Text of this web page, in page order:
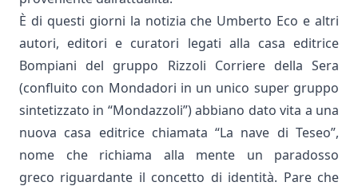
È di questi giorni la notizia che Umberto Eco e altri
autori, editori e curatori legati alla casa editrice
Bompiani del gruppo Rizzoli Corriere della Sera
(confluito con Mondadori in un unico super gruppo
sintetizzato in “Mondazzoli”) abbiano dato vita a una
nuova casa editrice chiamata “La nave di Teseo”,
nome che richiama alla mente un paradosso
greco riguardante il concetto di identità. Pare che